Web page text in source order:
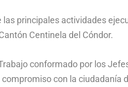
principales actividades
Centinela del Cóndor.
conformado por los
con la ciudadanía